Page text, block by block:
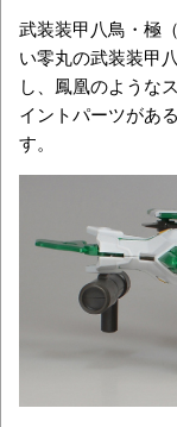
武装装甲八鳥・極
い零丸の武装装甲
し、鳳凰のような
イントパーツがあ
す。